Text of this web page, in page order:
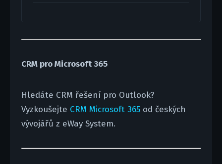
CRM pro Microsoft 365
Hledáte CRM řešení pro Outlook?
Vyzkoušejte CRM Microsoft 365od českých
vývojářů z eWay System.